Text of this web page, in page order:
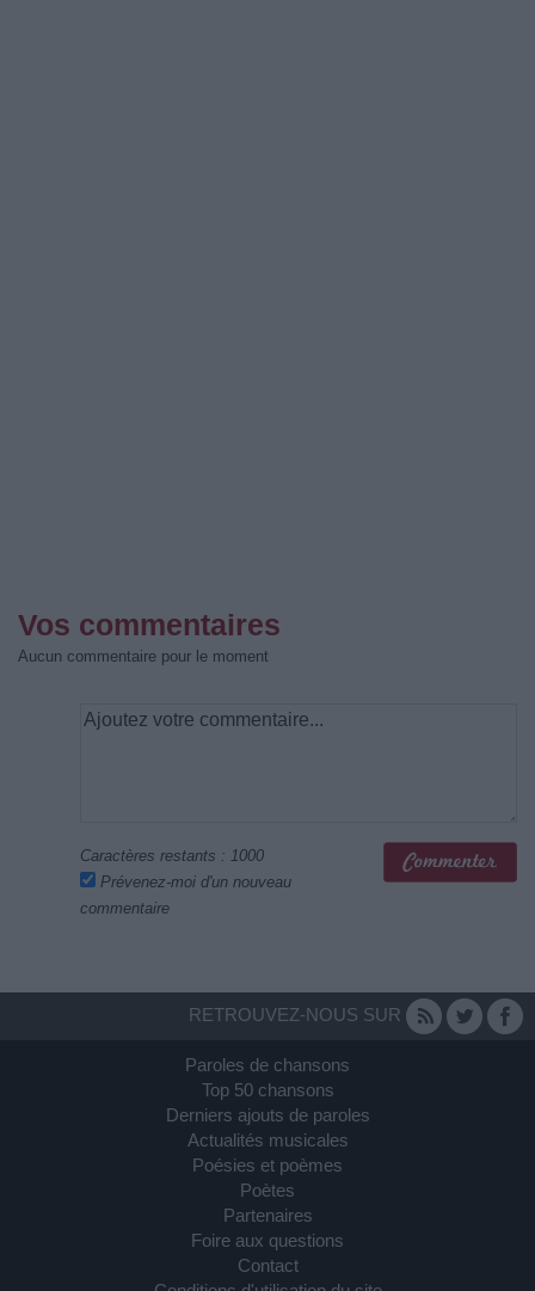
Vos commentaires
Aucun commentaire pour le moment
Caractères restants : 1000
Prévenez-moi d'un nouveau
commentaire
RETROUVEZ-NOUS SUR
Paroles de chansons
Top 50 chansons
Derniers ajouts de paroles
Actualités musicales
Poésies et poèmes
Poètes
Partenaires
Foire aux questions
Contact